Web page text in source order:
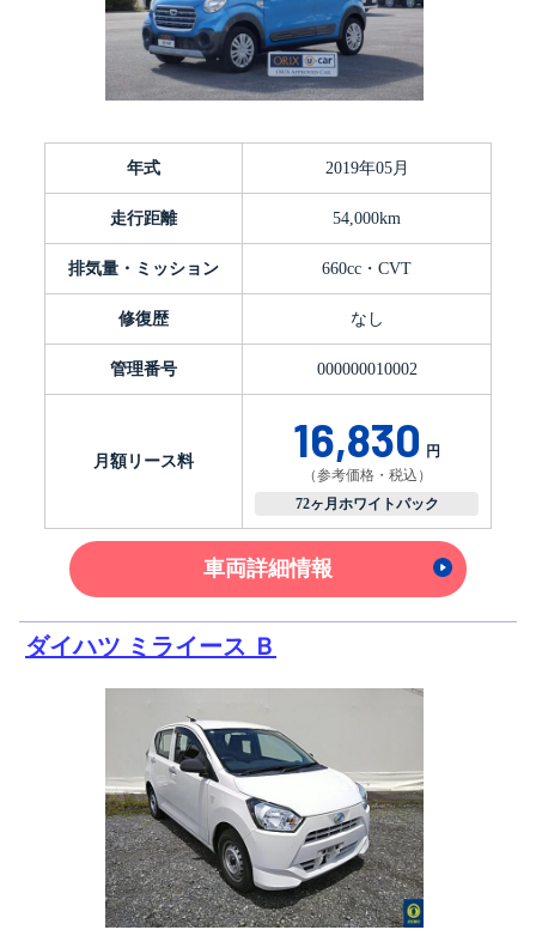
年式 2019年05月
走行距離 54,000km
排気量・ミッション 660cc・CVT
修復歴 なし
管理番号 000000010002
月額リース料 16,830 円
（参考価格・税込）
72ヶ月ホワイトパック
車両詳細情報
ダイハツ ミライース Ｂ